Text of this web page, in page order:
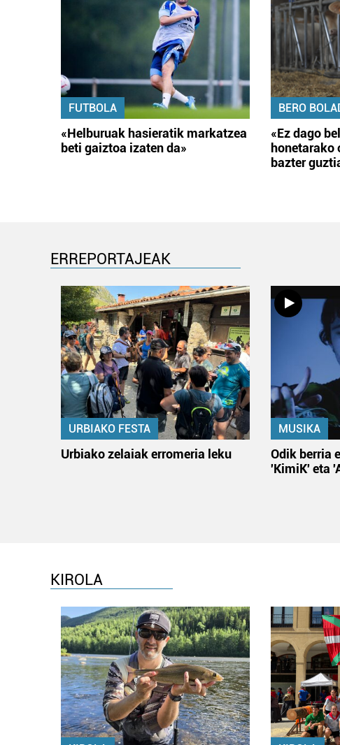
FUTBOLA
«Helburuak hasieratik markatzea
beti gaiztoa izaten da»
BERO
«Ez dago
honetarako
bazter
ERREPORTAJEAK
URBIAKO FESTA
Urbiako zelaiak erromeria leku
MUSIKA
Odik berria
'KimiK' eta
KIROLA